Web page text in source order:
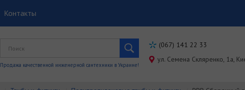
Контакты
Продажа качественной инженерной сантехники в Украине!
(067) 141 22 33
ул. Семена Скляренко, 1a,